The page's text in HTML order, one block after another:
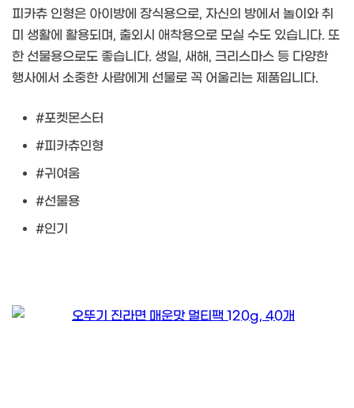
피카츄 인형은 아이방에 장식용으로, 자신의 방에서 놀이와 취
미 생활에 활용되며, 출외시 애착용으로 모실 수도 있습니다. 또
한 선물용으로도 좋습니다. 생일, 새해, 크리스마스 등 다양한
행사에서 소중한 사람에게 선물로 꼭 어울리는 제품입니다.
#포켓몬스터
#피카츄인형
#귀여움
#선물용
#인기